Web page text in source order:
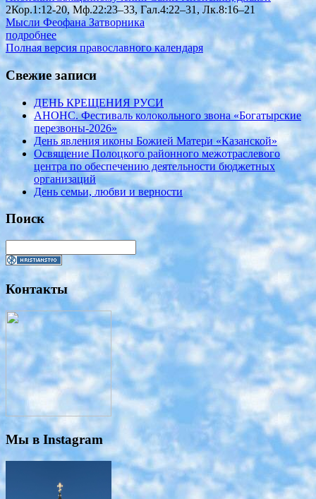
2Кор.1:12-20, Мф.22:23–33, Гал.4:22–31, Лк.8:16–21
Мысли Феофана Затворника
подробнее
Полная версия православного календаря
Свежие записи
ДЕНЬ КРЕЩЕНИЯ РУСИ
АНОНС. Фестиваль колокольного звона «Богатырские
перезвоны-2026»
День явления иконы Божией Матери «Казанской»
Освящение Полоцкого районного межотраслевого
центра по обеспечению деятельности бюджетных
организаций
День семьи, любви и верности
Поиск
Контакты
Мы в Instagram